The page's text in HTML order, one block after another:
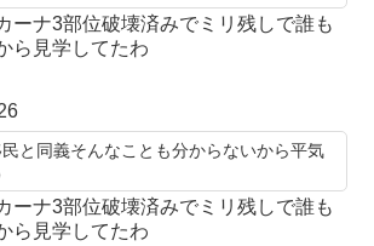
ーナ3部位破壊済みでミリ残しで誰も
ら見学してたわ
と同義そんなことも分からないから平気
ーナ3部位破壊済みでミリ残しで誰も
ら見学してたわ